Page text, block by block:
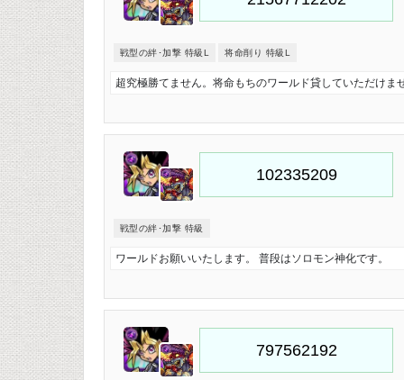
戦型の絆･加撃 特級L 将命削り 特級L
超究極勝てません。将命もちのワールド貸していただけま
戦型の絆･加撃 特級
ワールドお願いいたします。 普段はソロモン神化です。